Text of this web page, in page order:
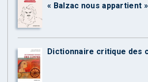
« Balzac nous appartient »
Dictionnaire critique des